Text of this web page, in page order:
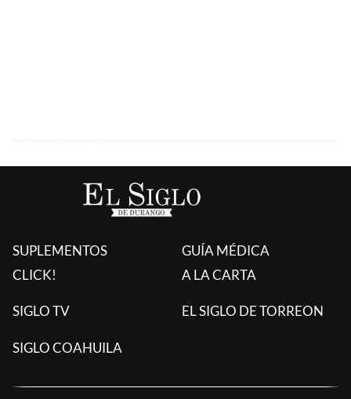
SUPLEMENTOS
CLICK!
GUÍA MÉDICA
A LA CARTA
SIGLO TV EL SIGLO DE TORREON
SIGLO COAHUILA